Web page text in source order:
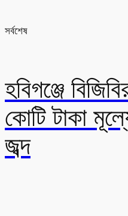
সর্বশেষ
হবিগঞ্জে
কোটি টাকা
জব্দ